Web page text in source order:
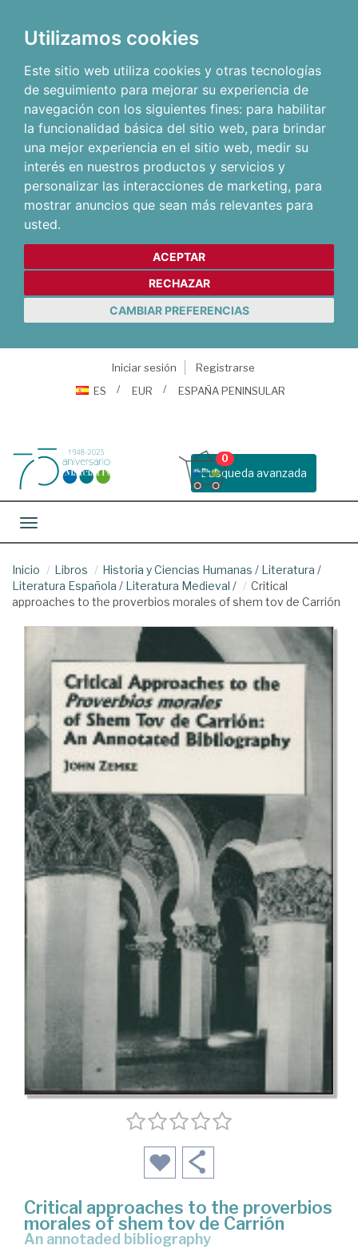
Utilizamos cookies
Este sitio web utiliza cookies y otras tecnologías
de seguimiento para mejorar su experiencia de
navegación con los siguientes fines: para habilitar
la funcionalidad básica del sitio web, para brindar
una mejor experiencia en el sitio web, medir su
interés en nuestros productos y servicios y
personalizar las interacciones de marketing, para
mostrar anuncios que sean más relevantes para
usted.
ACEPTAR
RECHAZAR
CAMBIAR PREFERENCIAS
Iniciar sesión
Registrarse
ES
EUR ESPAÑA PENINSULAR
Busqueda avanzada
0
Toggle navigation
Inicio Libros Historia y Ciencias Humanas / Literatura /
Literatura Española / Literatura Medieval /
Critical
approaches to the proverbios morales of shem tov de Carrión
Critical approaches to the proverbios
morales of shem tov de Carrión
an annotaded bibliography